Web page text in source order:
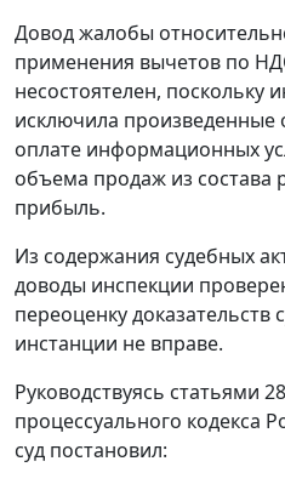
Довод жалобы
применения вычетов по
несостоятелен, поскольку
исключила
оплате информационных
объема продаж из состава
прибыль.
Из содержания судебных
доводы инспекции
переоценку доказательств
инстанции не вправе.
Руководствуясь статьями
процессуального кодекса
суд постановил: